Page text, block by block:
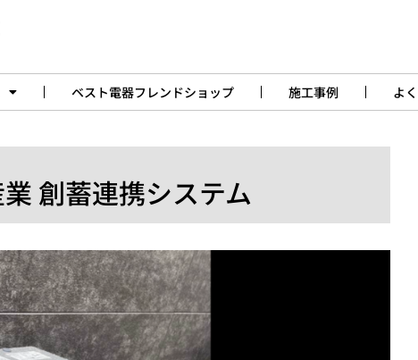
ベスト電器フレンドショップ 施工事例 よ
創蓄連携システム